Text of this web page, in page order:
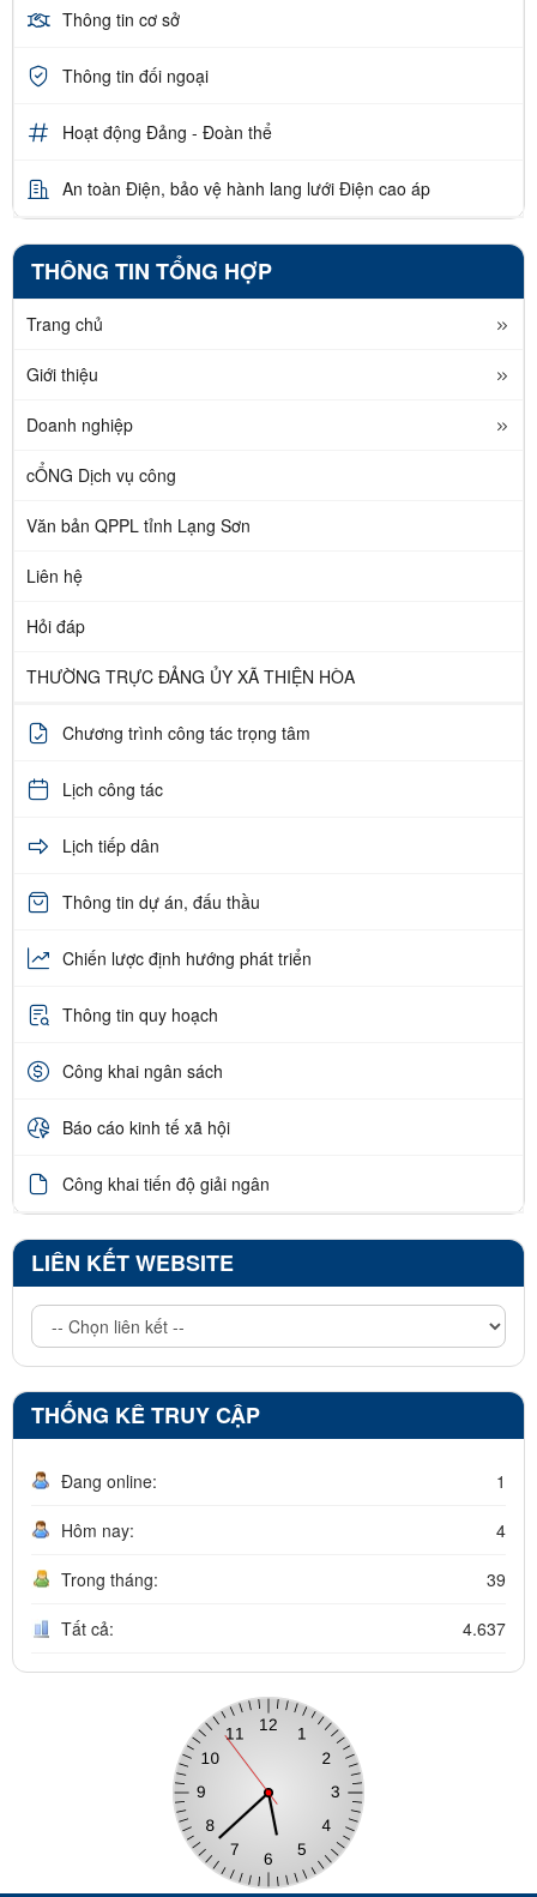
Thông tin cơ sở
Thông tin đối ngoại
Hoạt động Đảng - Đoàn thể
An toàn Điện, bảo vệ hành lang lưới Điện cao áp
THÔNG TIN TỔNG HỢP
Trang chủ
Giới thiệu
Doanh nghiệp
cỔNG Dịch vụ công
Văn bản QPPL tỉnh Lạng Sơn
Liên hệ
Hỏi đáp
THƯỜNG TRỰC ĐẢNG ỦY XÃ THIỆN HÒA
Chương trình công tác trọng tâm
Lịch công tác
Lịch tiếp dân
Thông tin dự án, đấu thầu
Chiến lược định hướng phát triển
Thông tin quy hoạch
Công khai ngân sách
Báo cáo kinh tế xã hội
Công khai tiến độ giải ngân
LIÊN KẾT WEBSITE
THỐNG KÊ TRUY CẬP
Đang online: 1
Hôm nay: 4
Trong tháng: 39
Tất cả: 4.637